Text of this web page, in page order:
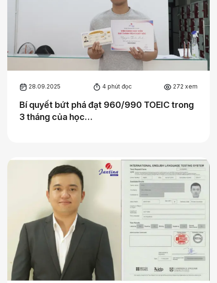
28.09.2025 4 phút đọc 272 xem
Bí quyết bứt phá đạt 960/990 TOEIC trong
3 tháng của học…